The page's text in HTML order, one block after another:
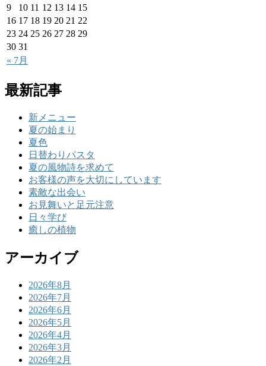
« 7月
9
10 11 12 13 14 15
16 17 18 19 20 21 22
23 24 25 26 27 28 29
30 31
最新記事
新メニュー
夏の始まり
夏色
日替わりパスタ
夏の風物詩を求めて
お客様の声を大切にしています
素敵な出会い
お見舞いと足元注意
日々学び
癒しの植物
アーカイブ
2026年8月
2026年7月
2026年6月
2026年5月
2026年4月
2026年3月
2026年2月